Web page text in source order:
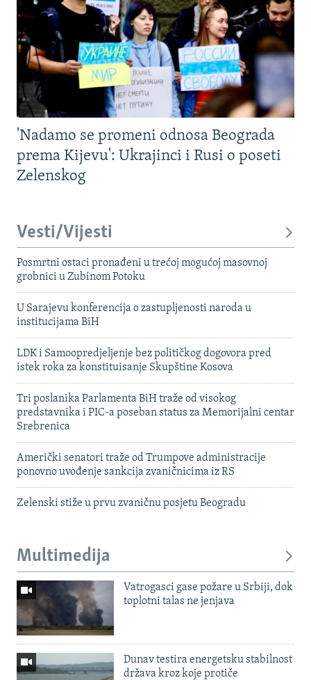
'Nadamo se promeni odnosa Beograda
prema Kijevu': Ukrajinci i Rusi o poseti
Zelenskog
Vesti/Vijesti
Posmrtni ostaci pronađeni u trećoj mogućoj masovnoj
grobnici u Zubinom Potoku
U Sarajevu konferencija o zastupljenosti naroda u
institucijama BiH
LDK i Samoopredjeljenje bez političkog dogovora pred
istek roka za konstituisanje Skupštine Kosova
Tri poslanika Parlamenta BiH traže od visokog
predstavnika i PIC-a poseban status za Memorijalni centar
Srebrenica
Američki senatori traže od Trumpove administracije
ponovno uvođenje sankcija zvaničnicima iz RS
Zelenski stiže u prvu zvaničnu posjetu Beogradu
Multimedija
Vatrogasci gase požare u Srbiji, dok
toplotni talas ne jenjava
Dunav testira energetsku stabilnost
država kroz koje protiče